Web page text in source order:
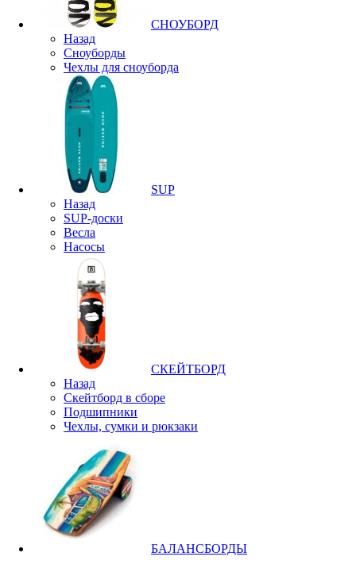
СНОУБОРД
Назад
Сноуборды
Чехлы для сноуборда
SUP
Назад
SUP-доски
Весла
Насосы
СКЕЙТБОРД
Назад
Скейтборд в сборе
Подшипники
Чехлы, сумки и рюкзаки
БАЛАНСБОРДЫ